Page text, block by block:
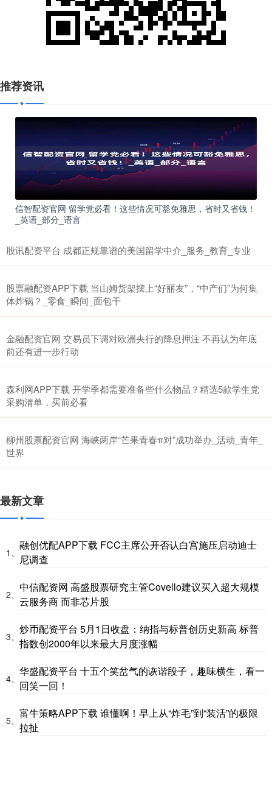
推荐资讯
信智配资官网 留学党必看！这些情况可豁免雅思，省时又省钱！
_英语_部分_语言
股讯配资平台 成都正规靠谱的美国留学中介_服务_教育_专业
股票融配资APP下载 当山姆货架摆上“好丽友”，“中产们”为何集
体炸锅？_零食_瞬间_面包干
金融配资官网 交易员下调对欧洲央行的降息押注 不再认为年底
前还有进一步行动
森利网APP下载 开学季都需要准备些什么物品？精选5款学生党
采购清单，买前必看
柳州股票配资官网 海峡两岸“芒果青春π对”成功举办_活动_青年_
世界
最新文章
1、
融创优配APP下载 FCC主席公开否认白宫施压启动迪士
尼调查
2、
中信配资网 高盛股票研究主管Covello建议买入超大规模
云服务商 而非芯片股
3、
炒币配资平台 5月1日收盘：纳指与标普创历史新高 标普
指数创2000年以来最大月度涨幅
4、
华盛配资平台 十五个笑岔气的诙谐段子，趣味横生，看一
回笑一回！
5、
富牛策略APP下载 谁懂啊！早上从“炸毛”到“装活”的极限
拉扯